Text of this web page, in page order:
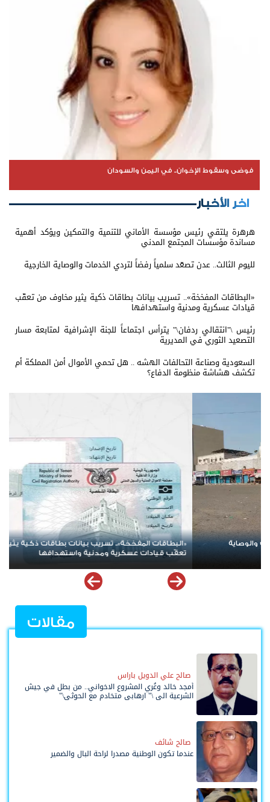
فوضى وسقوط الإخوان.. في اليمن والسودان
اخر الأخبار
هرهرة يلتقي رئيس مؤسسة الأماني للتنمية والتمكين ويؤكد أهمية
مساندة مؤسسات المجتمع المدني
لليوم الثالث.. عدن تصعّد سلمياً رفضاً لتردي الخدمات والوصاية الخارجية
«البطاقات المفخخة».. تسريب بيانات بطاقات ذكية يثير مخاوف من تعقّب
قيادات عسكرية ومدنية واستهدافها
رئيس \"انتقالي ردفان\" يترأس اجتماعاً للجنة الإشرافية لمتابعة مسار
التصعيد الثوري في المديرية
السعودية وصناعة التحالفات الهشه .. هل تحمي الأموال أمن المملكة أم
تكشف هشاشة منظومة الدفاع؟
ذكية يثير مخاوف من
رئيس \"انتقالي ردفان\" يترأس اجتماعاً للجنة
التصعيد الثوري في المديرية
مقالات
صالح علي الدويل باراس
أمجد خالد وعُري المشروع الاخواني.. من بطل في جيش
الشرعية الى \" ارهابي متخادم مع الحوثي\"
صالح شائف
عندما تكون الوطنية مصدرا لراحة البال والضمير